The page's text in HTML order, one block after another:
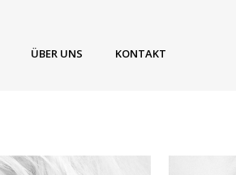
ÜBER UNS KONTAKT